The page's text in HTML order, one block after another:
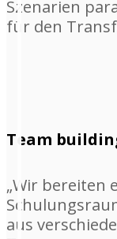
Szenarien
für den
Team
„Wir bereiten
aus